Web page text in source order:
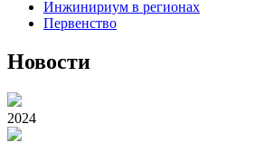
Инжинириум в регионах
Первенство
Новости
2024